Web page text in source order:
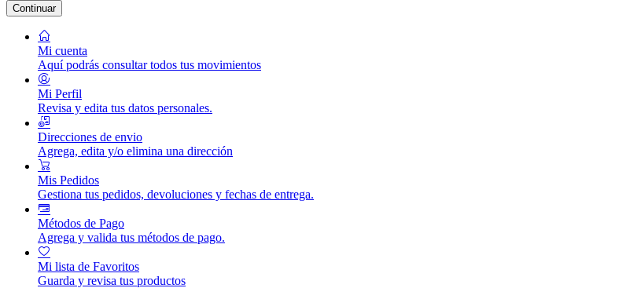
Continuar
Mi cuenta
Aquí podrás consultar todos tus movimientos
Mi Perfil
Revisa y edita tus datos personales.
Direcciones de envio
Agrega, edita y/o elimina una dirección
Mis Pedidos
Gestiona tus pedidos, devoluciones y fechas de entrega.
Métodos de Pago
Agrega y valida tus métodos de pago.
Mi lista de Favoritos
Guarda y revisa tus productos